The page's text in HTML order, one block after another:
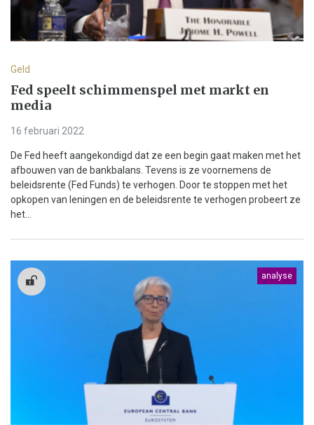
Geld
Fed speelt schimmenspel met markt en
media
16 februari 2022
De Fed heeft aangekondigd dat ze een begin gaat maken met het
afbouwen van de bankbalans. Tevens is ze voornemens de
beleidsrente (Fed Funds) te verhogen. Door te stoppen met het
opkopen van leningen en de beleidsrente te verhogen probeert ze
het...
analyse